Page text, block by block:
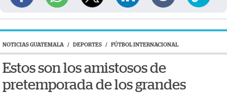
NOTICIAS GUATEMALA / DEPORTES / FÚTBOL INTERNACIONAL
Estos son los amistosos de
pretemporada de los grandes